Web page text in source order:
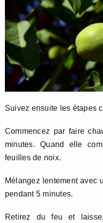
Suivez ensuite les étapes
Commencez par faire
minutes. Quand elle
feuilles de noix.
Mélangez lentement avec
pendant 5 minutes.
Retirez du feu et